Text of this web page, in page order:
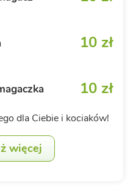
10 zł
10 zł
dla Ciebie i kociaków!
więcej